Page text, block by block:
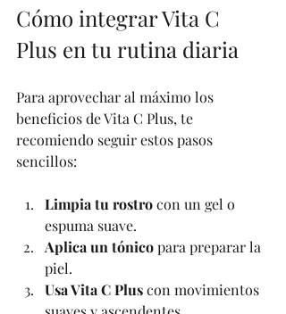
Cómo integrar Vita C
Plus en tu rutina diaria
Para aprovechar al máximo los
beneficios de Vita C Plus, te
recomiendo seguir estos pasos
sencillos:
Limpia tu rostro con un gel o
espuma suave.
Aplica un tónico para preparar la
piel.
Usa Vita C Plus con movimientos